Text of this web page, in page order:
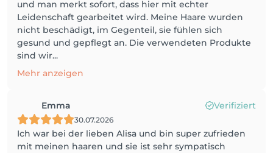
und man merkt sofort, dass hier mit echter
Leidenschaft gearbeitet wird. Meine Haare wurden
nicht beschädigt, im Gegenteil, sie fühlen sich
gesund und gepflegt an. Die verwendeten Produkte
sind wir...
Mehr anzeigen
Emma Verifiziert
30.07.2026
Ich war bei der lieben Alisa und bin super zufrieden
mit meinen haaren und sie ist sehr sympatisch